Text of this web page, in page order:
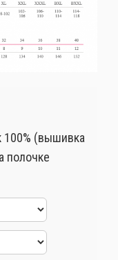
100% (вышивка
полочке